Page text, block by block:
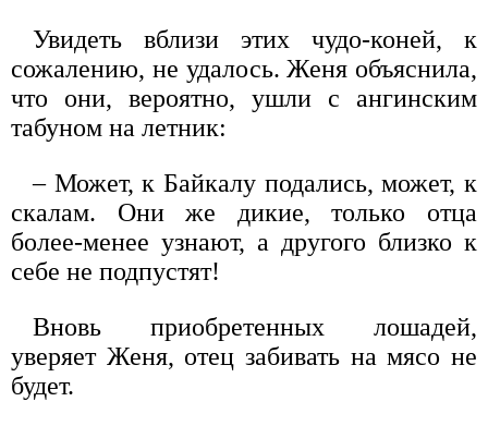
Увидеть вблизи этих чудо-коней, к
сожалению, не удалось. Женя объяснила,
что они, вероятно, ушли с ангинским
табуном на летник:
– Может, к Байкалу подались, может, к
скалам. Они же дикие, только отца
более-менее узнают, а другого близко к
себе не подпустят!
Вновь приобретенных лошадей,
уверяет Женя, отец забивать на мясо не
будет.